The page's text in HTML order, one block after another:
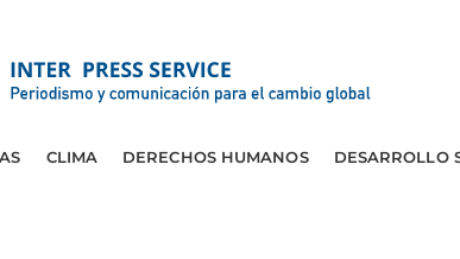
CLIMA DERECHOS HUMANOS DESARROLLO